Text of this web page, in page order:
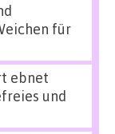
für
ebnet
und